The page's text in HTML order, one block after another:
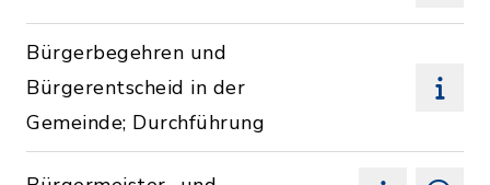
Bürgerbegehren und
Bürgerentscheid in der
Gemeinde; Durchführung